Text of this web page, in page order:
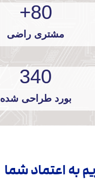
مشتری راضی
80
+
بورد طراحی شده
340
به اعتماد شما